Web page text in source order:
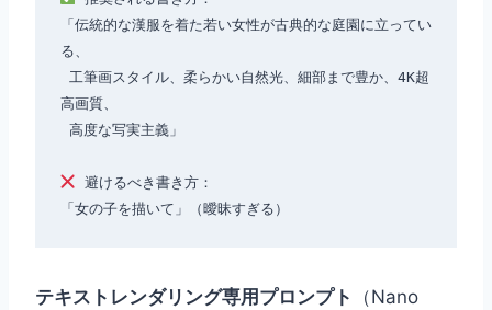
「伝統的な漢服を着た若い女性が古典的な庭園に立ってい
る、
高画質、
避けるべき書き方：
テキストレンダリング専用プロンプト
（Nano